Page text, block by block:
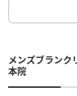
メンズブランク
本院